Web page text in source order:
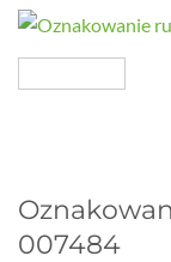
007484